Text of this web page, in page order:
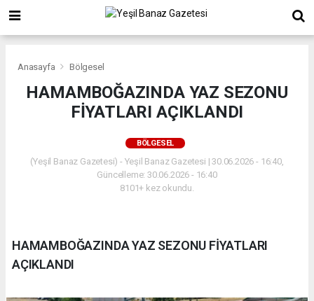
Anasayfa Bölgesel
HAMAMBOĞAZINDA YAZ SEZONU
FİYATLARI AÇIKLANDI
BÖLGESEL
(Yeşil Banaz Gazetesi) - Yeşil Banaz Gazetesi | 30.06.2026 - 16:40,
Güncelleme: 30.06.2026 - 16:40
8101+ kez okundu.
HAMAMBOĞAZINDA YAZ SEZONU FİYATLARI
AÇIKLANDI